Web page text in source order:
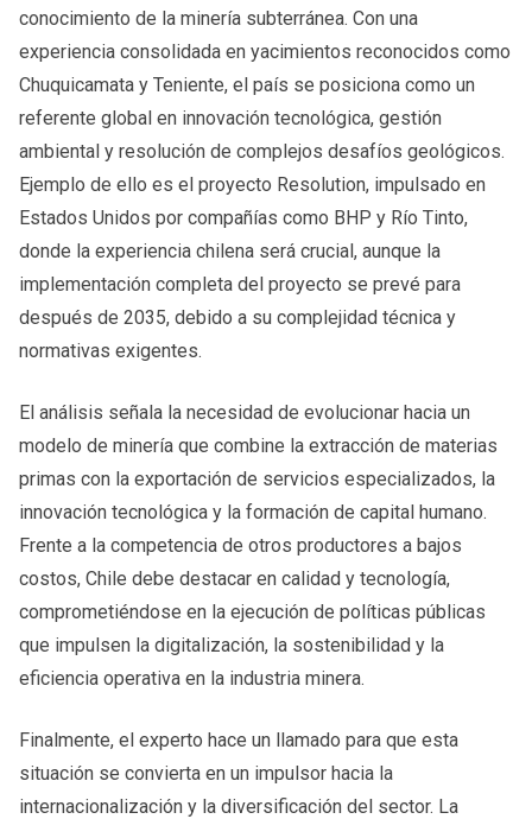
conocimiento de la minería subterránea. Con una
experiencia consolidada en yacimientos reconocidos como
Chuquicamata y Teniente, el país se posiciona como un
referente global en innovación tecnológica, gestión
ambiental y resolución de complejos desafíos geológicos.
Ejemplo de ello es el proyecto Resolution, impulsado en
Estados Unidos por compañías como BHP y Río Tinto,
donde la experiencia chilena será crucial, aunque la
implementación completa del proyecto se prevé para
después de 2035, debido a su complejidad técnica y
normativas exigentes.
El análisis señala la necesidad de evolucionar hacia un
modelo de minería que combine la extracción de materias
primas con la exportación de servicios especializados, la
innovación tecnológica y la formación de capital humano.
Frente a la competencia de otros productores a bajos
costos, Chile debe destacar en calidad y tecnología,
comprometiéndose en la ejecución de políticas públicas
que impulsen la digitalización, la sostenibilidad y la
eficiencia operativa en la industria minera.
Finalmente, el experto hace un llamado para que esta
situación se convierta en un impulsor hacia la
internacionalización y la diversificación del sector. La